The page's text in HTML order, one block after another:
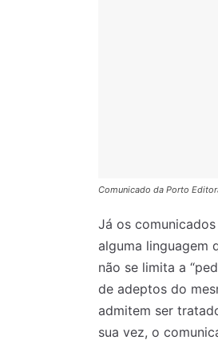
Comunicado da Porto
Já os
alguma linguagem
não se limita a
de adeptos do
admitem ser
sua vez, o